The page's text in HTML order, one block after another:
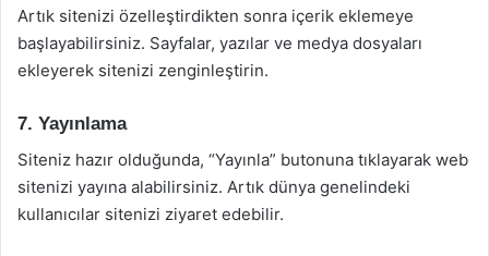
Artık sitenizi özelleştirdikten sonra içerik eklemeye
başlayabilirsiniz. Sayfalar, yazılar ve medya dosyaları
ekleyerek sitenizi zenginleştirin.
7. Yayınlama
Siteniz hazır olduğunda, “Yayınla” butonuna tıklayarak web
sitenizi yayına alabilirsiniz. Artık dünya genelindeki
kullanıcılar sitenizi ziyaret edebilir.